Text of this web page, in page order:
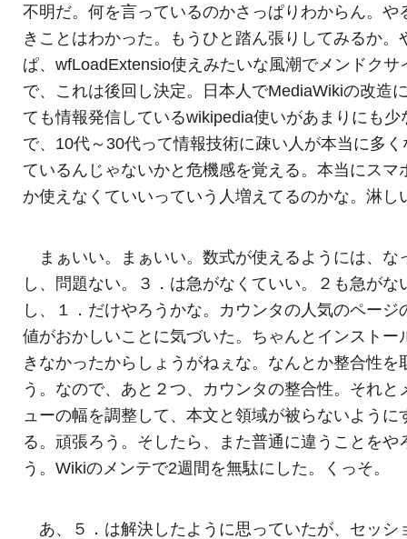
不明だ。何を言っているのかさっぱりわからん。や
きことはわかった。もうひと踏ん張りしてみるか。
ぱ、wfLoadExtensio使えみたいな風潮でメンドクサ
で、これは後回し決定。日本人でMediaWikiの改造
ても情報発信しているwikipedia使いがあまりにも少
で、10代～30代って情報技術に疎い人が本当に多く
ているんじゃないかと危機感を覚える。本当にスマ
か使えなくていいっていう人増えてるのかな。淋し
まぁいい。まぁいい。数式が使えるようには、な
し、問題ない。３．は急がなくていい。２も急がな
し、１．だけやろうかな。カウンタの人気のページ
値がおかしいことに気づいた。ちゃんとインストー
きなかったからしょうがねぇな。なんとか整合性を
う。なので、あと２つ、カウンタの整合性。それと
ューの幅を調整して、本文と領域が被らないように
る。頑張ろう。そしたら、また普通に違うことをや
う。Wikiのメンテで2週間を無駄にした。くっそ。
あ、５．は解決したように思っていたが、セッシ